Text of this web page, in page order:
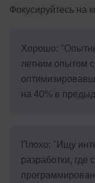
Фокусируйтесь на
Хорошо:
летним опытом
на 40% в
Плохо: "Ищу
разработки, где